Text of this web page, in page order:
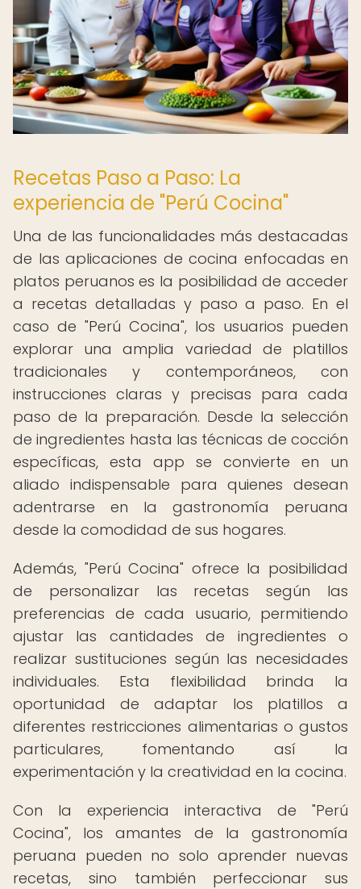
Recetas Paso a Paso: La
experiencia de "Perú Cocina"
Una de las funcionalidades más destacadas
de las aplicaciones de cocina enfocadas en
platos peruanos es la posibilidad de acceder
a recetas detalladas y paso a paso. En el
caso de "Perú Cocina", los usuarios pueden
explorar una amplia variedad de platillos
tradicionales y contemporáneos, con
instrucciones claras y precisas para cada
paso de la preparación. Desde la selección
de ingredientes hasta las técnicas de cocción
específicas, esta app se convierte en un
aliado indispensable para quienes desean
adentrarse en la gastronomía peruana
desde la comodidad de sus hogares.
Además, "Perú Cocina" ofrece la posibilidad
de personalizar las recetas según las
preferencias de cada usuario, permitiendo
ajustar las cantidades de ingredientes o
realizar sustituciones según las necesidades
individuales. Esta flexibilidad brinda la
oportunidad de adaptar los platillos a
diferentes restricciones alimentarias o gustos
particulares, fomentando así la
experimentación y la creatividad en la cocina.
Con la experiencia interactiva de "Perú
Cocina", los amantes de la gastronomía
peruana pueden no solo aprender nuevas
recetas, sino también perfeccionar sus